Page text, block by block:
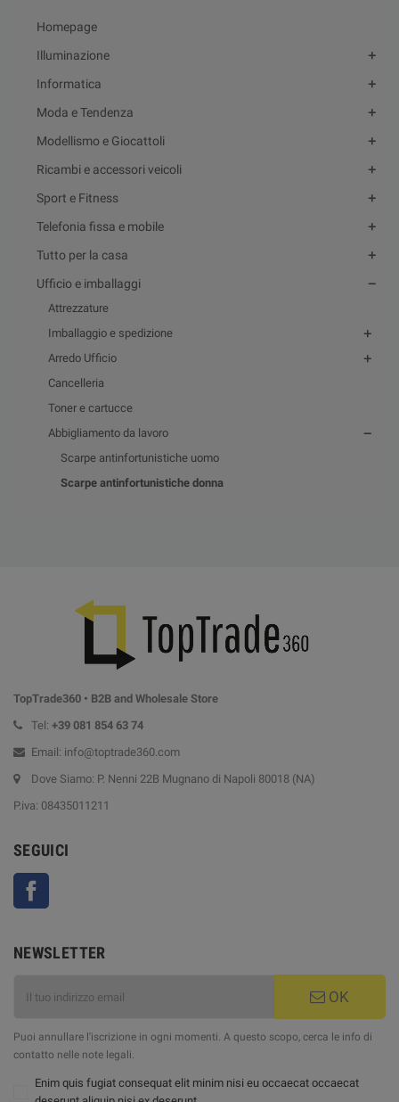
Homepage
Illuminazione
Informatica
Moda e Tendenza
Modellismo e Giocattoli
Ricambi e accessori veicoli
Sport e Fitness
Telefonia fissa e mobile
Tutto per la casa
Ufficio e imballaggi
Attrezzature
Imballaggio e spedizione
Arredo Ufficio
Cancelleria
Toner e cartucce
Abbigliamento da lavoro
Scarpe antinfortunistiche uomo
Scarpe antinfortunistiche donna
TopTrade360 • B2B and Wholesale Store
Tel: +39 081 854 63 74
Email: info@toptrade360.com
Dove Siamo: P. Nenni 22B Mugnano di Napoli 80018 (NA)
P.iva: 08435011211
SEGUICI
NEWSLETTER
OK
Puoi annullare l'iscrizione in ogni momenti. A questo scopo, cerca le info di
contatto nelle note legali.
Enim quis fugiat consequat elit minim nisi eu occaecat occaecat